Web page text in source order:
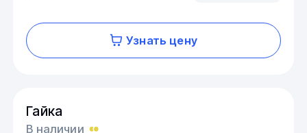
Узнать цену
Гайка
В наличии